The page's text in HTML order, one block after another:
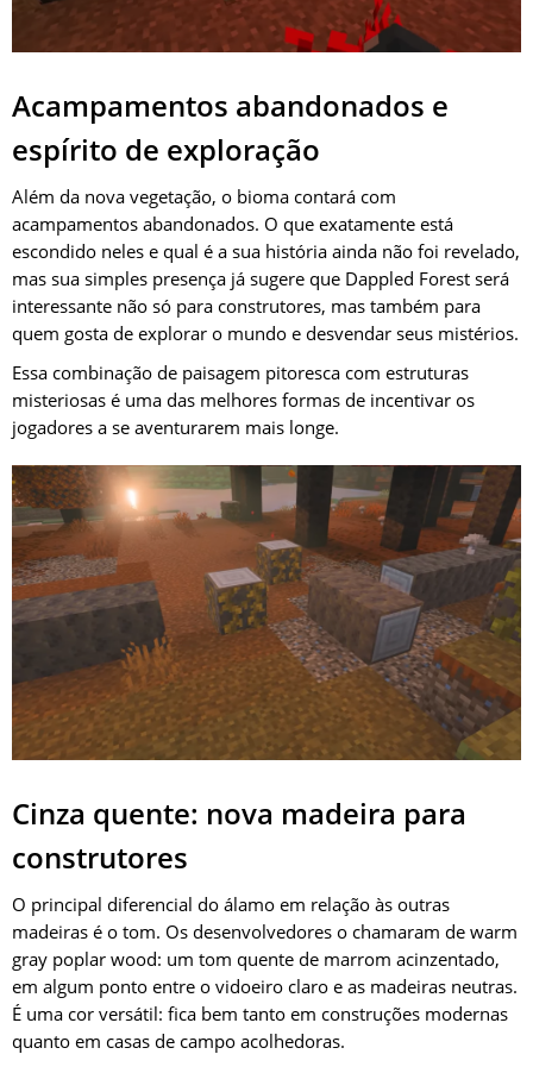
Acampamentos abandonados e
espírito de exploração
Além da nova vegetação, o bioma contará com
acampamentos abandonados. O que exatamente está
escondido neles e qual é a sua história ainda não foi revelado,
mas sua simples presença já sugere que Dappled Forest será
interessante não só para construtores, mas também para
quem gosta de explorar o mundo e desvendar seus mistérios.
Essa combinação de paisagem pitoresca com estruturas
misteriosas é uma das melhores formas de incentivar os
jogadores a se aventurarem mais longe.
Cinza quente: nova madeira para
construtores
O principal diferencial do álamo em relação às outras
madeiras é o tom. Os desenvolvedores o chamaram de warm
gray poplar wood: um tom quente de marrom acinzentado,
em algum ponto entre o vidoeiro claro e as madeiras neutras.
É uma cor versátil: fica bem tanto em construções modernas
quanto em casas de campo acolhedoras.